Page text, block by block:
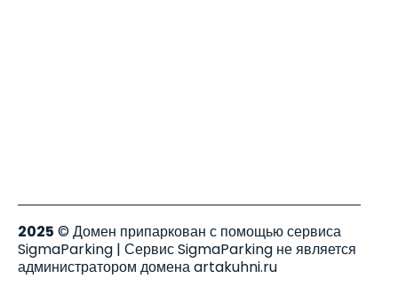
2025 © Домен припаркован с помощью сервиса
SigmaParking | Сервис SigmaParking не является
администратором домена artakuhni.ru